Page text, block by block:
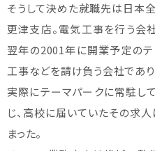
そうして決めた就職先は日本
更津支店。電気工事を行う会
翌年の2001年に開業予定の
工事などを請け負う会社であり
実際にテーマパークに常駐し
じ、高校に届いていたその求
まった。